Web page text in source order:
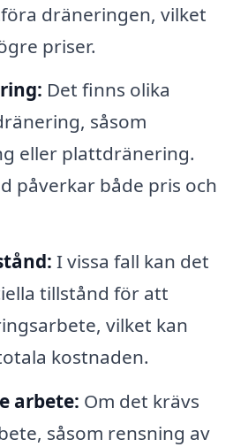
dräneringen, vilket
priser.
Det finns olika
såsom
eller plattdränering.
påverkar både pris och
I vissa fall kan det
tillstånd för att
vilket kan
kostnaden.
arbete: Om det krävs
såsom rensning av